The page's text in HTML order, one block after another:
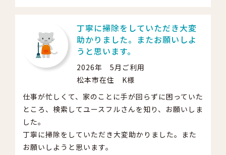
丁寧に掃除をしていただき大変
助かりました。またお願いしよ
うと思います。
2026年 5月ご利用
松本市在住 K様
仕事が忙しくて、家のことに手が回らずに困っていた
ところ、検索してユースフルさんを知り、お願いしま
した。
丁寧に掃除をしていただき大変助かりました。また
お願いしようと思います。